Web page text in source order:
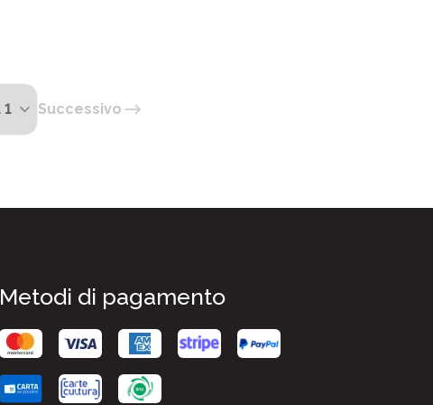
Successivo
Metodi di pagamento